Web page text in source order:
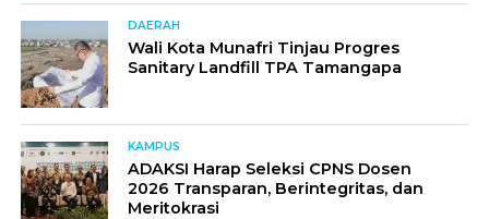
DAERAH
Wali Kota Munafri Tinjau Progres
Sanitary Landfill TPA Tamangapa
KAMPUS
ADAKSI Harap Seleksi CPNS Dosen
2026 Transparan, Berintegritas, dan
Meritokrasi